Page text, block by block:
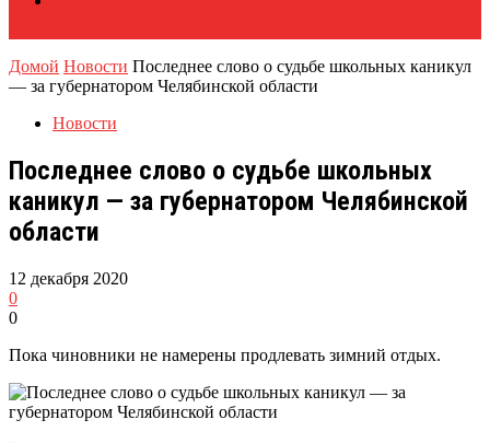
Домой Новости Последнее слово о судьбе школьных каникул
— за губернатором Челябинской области
Новости
Последнее слово о судьбе школьных
каникул — за губернатором Челябинской
области
12 декабря 2020
0
0
Пока чиновники не намерены продлевать зимний отдых.